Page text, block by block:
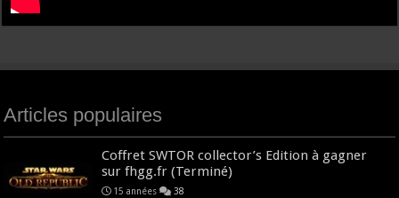
Articles populaires
Coffret SWTOR collector’s Edition à gagner
sur fhgg.fr (Terminé)
15 années 38